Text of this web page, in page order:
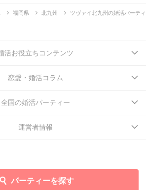
福岡県 北九州 ツヴァイ北九州の婚活パーテ
パーティーを探す
活お役立ちコンテンツ
恋愛・婚活コラム
全国の婚活パーティー
運営者情報